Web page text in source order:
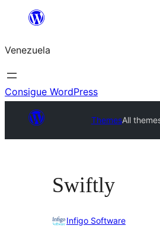
Saltar
contenido
Venezuela
Consigue WordPress
ThemesAll
Swiftly
Infigo Software